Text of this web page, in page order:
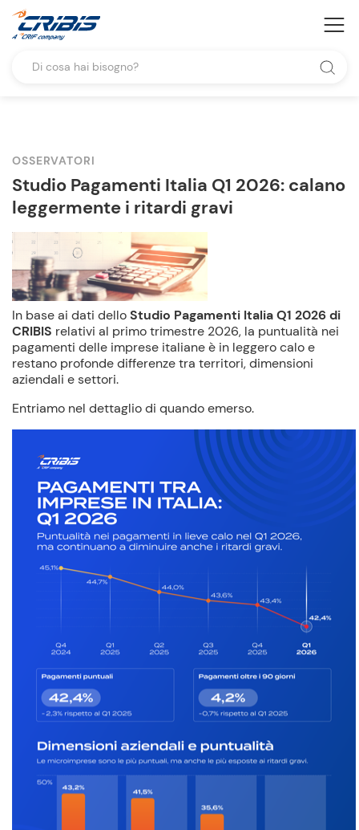
OSSERVATORI
Studio Pagamenti Italia Q1 2026: calano
leggermente i ritardi gravi
In base ai dati delloStudio Pagamenti Italia Q1 2026 di
CRIBIS relativi al primo trimestre 2026, la puntualità nei
pagamenti delle imprese italiane è in leggero calo e
restano profonde differenze tra territori, dimensioni
aziendali e settori.
Entriamo nel dettaglio di quando emerso.